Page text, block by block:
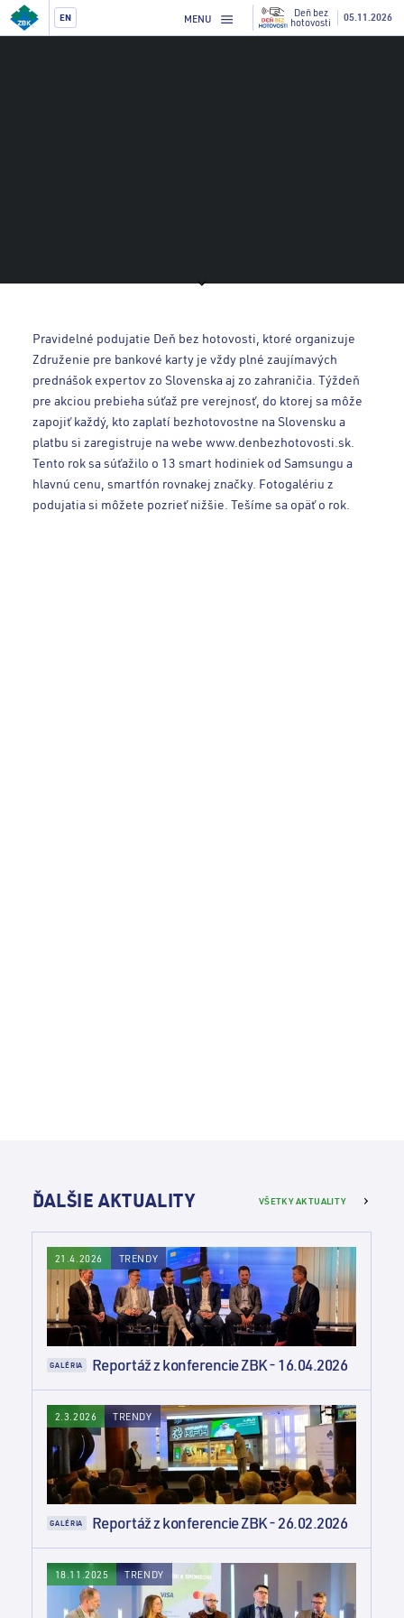
EN MENU
Deň bez
hotovosti 05.11.2026
Pravidelné podujatie Deň bez hotovosti, ktoré organizuje
Združenie pre bankové karty je vždy plné zaujímavých
prednášok expertov zo Slovenska aj zo zahraničia. Týždeň
pre akciou prebieha súťaž pre verejnosť, do ktorej sa môže
zapojiť každý, kto zaplatí bezhotovostne na Slovensku a
platbu si zaregistruje na webe www.denbezhotovosti.sk.
Tento rok sa súťažilo o 13 smart hodiniek od Samsungu a
hlavnú cenu, smartfón rovnakej značky. Fotogalériu z
podujatia si môžete pozrieť nižšie. Tešíme sa opäť o rok.
ĎALŠIE AKTUALITY VŠETKY AKTUALITY
21.4.2026 TRENDY
GALÉRIA Reportáž z konferencie ZBK - 16.04.2026
2.3.2026 TRENDY
GALÉRIA Reportáž z konferencie ZBK - 26.02.2026
18.11.2025 TRENDY